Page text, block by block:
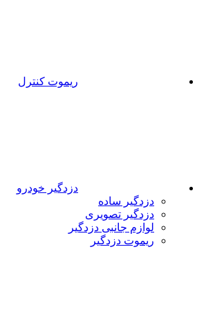
ریموت کنترل
دزدگیر خودرو
دزدگیر ساده
دزدگیر تصویری
لوازم جانبی دزدگیر
ریموت دزدگیر